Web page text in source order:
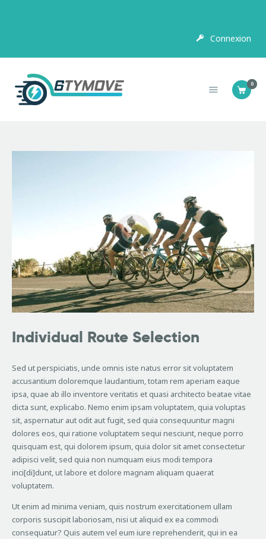
Connexion
0
ELECTRIQUE
Individual Route Selection
Sed ut perspiciatis, unde omnis iste natus error sit voluptatem
accusantium doloremque laudantium, totam rem aperiam eaque
ipsa, quae ab illo inventore veritatis et quasi architecto beatae vitae
dicta sunt, explicabo. Nemo enim ipsam voluptatem, quia voluptas
sit, aspernatur aut odit aut fugit, sed quia consequuntur magni
dolores eos, qui ratione voluptatem sequi nesciunt, neque porro
quisquam est, qui dolorem ipsum, quia dolor sit amet consectetur
adipisci velit, sed quia non numquam eius modi tempora
inci[di]dunt, ut labore et dolore magnam aliquam quaerat
voluptatem.
Ut enim ad minima veniam, quis nostrum exercitationem ullam
corporis suscipit laboriosam, nisi ut aliquid ex ea commodi
consequatur? Quis autem vel eum iure reprehenderit, qui in ea